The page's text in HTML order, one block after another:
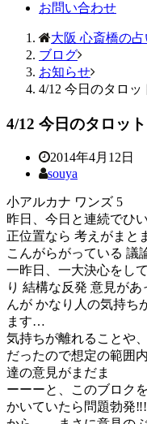
お問い合わせ
大阪 心斎橋の
ブログ
お知らせ
4/12 今日のタロッ
4/12 今日のタロッ
2014年4月12日
souya
小アルカナ ワンズ 5
昨日、今日と連続でひ
正位置なら 考えがまと
こんがらがっている 議
一昨日、一大決心をし
り 結構な反発 意見が
んが かなり人の気持ち
ます…
気持ちが離れることや
だったので想定の範囲
達の意見がまだま
ーーーと、このブロクを
かいていたら問題勃発